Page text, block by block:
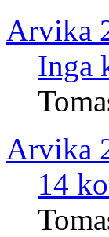
Arvika
Inga
Arvika
14